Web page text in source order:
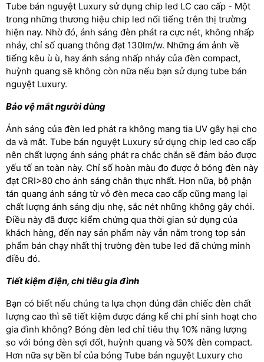
Tube bán nguyệt Luxury sử dụng chip led LC cao cấp - Một
trong những thương hiệu chip led nổi tiếng trên thị trường
hiện nay. Nhờ đó, ánh sáng đèn phát ra cực nét, không nhấp
nháy, chỉ số quang thông đạt 130lm/w. Những ám ảnh về
tiếng kêu ù ù, hay ánh sáng nhấp nháy của đèn compact,
huỳnh quang sẽ không còn nữa nếu bạn sử dụng tube bán
nguyệt Luxury.
Bảo vệ mắt người dùng
Ánh sáng của đèn led phát ra không mang tia UV gây hại cho
da và mắt. Tube bán nguyệt Luxury sử dụng chip led cao cấp
nên chất lượng ánh sáng phát ra chắc chắn sẽ đảm bảo được
yếu tố an toàn này. Chỉ số hoàn màu đo được ở bóng đèn này
đạt CRI>80 cho ánh sáng chân thực nhất. Hơn nữa, bộ phận
tán quang ánh sáng từ vỏ đèn meca cao cấp cũng mang lại
chất lượng ánh sáng dịu nhẹ, sắc nét những không gây chói.
Điều này đã được kiểm chứng qua thời gian sử dụng của
khách hàng, đến nay sản phẩm này vẫn nằm trong top sản
phẩm bán chạy nhất thị trường đèn tube led đã chứng minh
điều đó.
Tiết kiệm điện, chi tiêu gia đình
Bạn có biết nếu chúng ta lựa chọn đúng đắn chiếc đèn chất
lượng cao thì sẽ tiết kiệm được đáng kể chi phí sinh hoạt cho
gia đình không? Bóng đèn led chỉ tiêu thụ 10% năng lượng
so với bóng đèn sợi đốt, huỳnh quang và 50% đèn compact.
Hơn nữa sự bền bỉ của bóng Tube bán nguyệt Luxury cho